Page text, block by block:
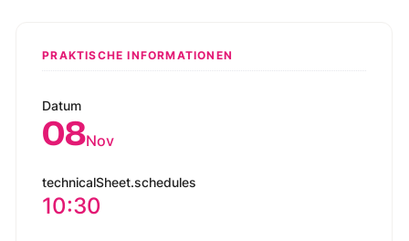
PRAKTISCHE INFORMATIONEN
Datum
08Nov
technicalSheet.schedules
10:30